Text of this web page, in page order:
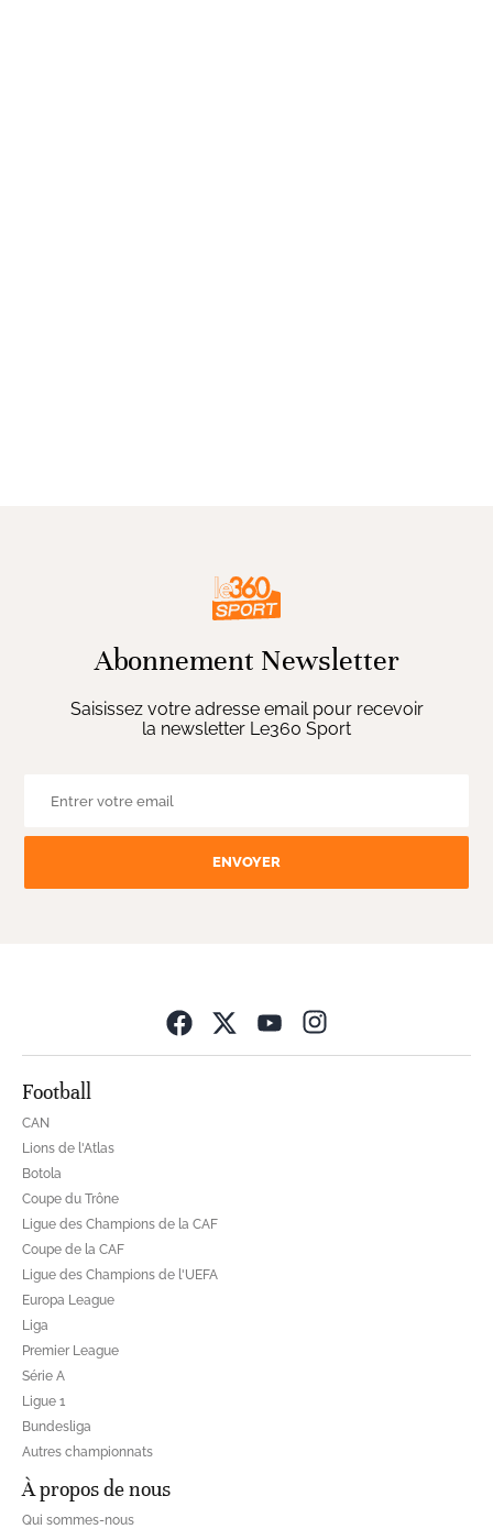
Abonnement Newsletter
Saisissez votre adresse email pour recevoir
la newsletter Le360 Sport
ENVOYER
Football
CAN
Lions de l'Atlas
Botola
Coupe du Trône
Ligue des Champions de la CAF
Coupe de la CAF
Ligue des Champions de l'UEFA
Europa League
Liga
Premier League
Série A
Ligue 1
Bundesliga
Autres championnats
À propos de nous
Qui sommes-nous